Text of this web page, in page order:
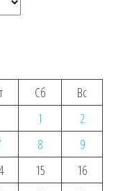
Сб
Вс
1
2
8
9
15
16